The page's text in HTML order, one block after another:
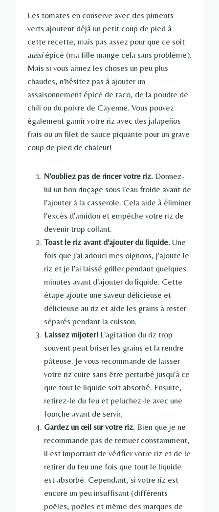
Les tomates en conserve avec des piments
verts ajoutent déjà un petit coup de pied à
cette recette, mais pas assez pour que ce soit
aussiépicé (ma fille mange cela sans problème).
Mais si vous aimez les choses un peu plus
chaudes, n'hésitez pas à ajouter un
assaisonnement épicé de taco, de la poudre de
chili ou du poivre de Cayenne. Vous pouvez
également garnir votre riz avec des jalapeños
frais ou un filet de sauce piquante pour un grave
coup de pied de chaleur!
N'oubliez pas de rincer votre riz. Donnez-
lui un bon rinçage sous l'eau froide avant de
l'ajouter à la casserole. Cela aide à éliminer
l'excès d'amidon et empêche votre riz de
devenir trop collant.
Toast le riz avant d'ajouter du liquide. Une
fois que j'ai adouci mes oignons, j'ajoute le
riz et je l'ai laissé griller pendant quelques
minutes avant d'ajouter du liquide. Cette
étape ajoute une saveur délicieuse et
délicieuse au riz et aide les grains à rester
séparés pendant la cuisson.
Laissez mijoter! L'agitation du riz trop
souvent peut briser les grains et la rendre
pâteuse. Je vous recommande de laisser
votre riz cuire sans être perturbé jusqu'à ce
que tout le liquide soit absorbé. Ensuite,
retirez-le du feu et peluchez-le avec une
fourche avant de servir.
Gardez un œil sur votre riz. Bien que je ne
recommande pas de remuer constamment,
il est important de vérifier votre riz et de le
retirer du feu une fois que tout le liquide
est absorbé. Cependant, si votre riz est
encore un peu insuffisant (différents
poêles, poêles et même des marques de